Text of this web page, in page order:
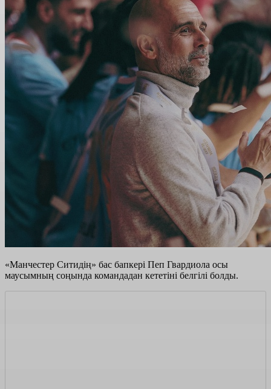
«Манчестер Ситидің» бас бапкері Пеп Гвардиола осы
маусымның соңында командадан кететіні белгілі болды.